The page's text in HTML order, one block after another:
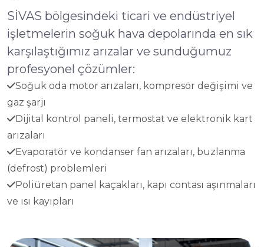
SİVAS bölgesindeki ticari ve endüstriyel
işletmelerin soğuk hava depolarında en sık
karşılaştığımız arızalar ve sunduğumuz
profesyonel çözümler:
Soğuk oda motor arızaları, kompresör değişimi ve
gaz şarjı
Dijital kontrol paneli, termostat ve elektronik kart
arızaları
Evaporatör ve kondanser fan arızaları, buzlanma
(defrost) problemleri
Poliüretan panel kaçakları, kapı contası aşınmaları
ve ısı kayıpları